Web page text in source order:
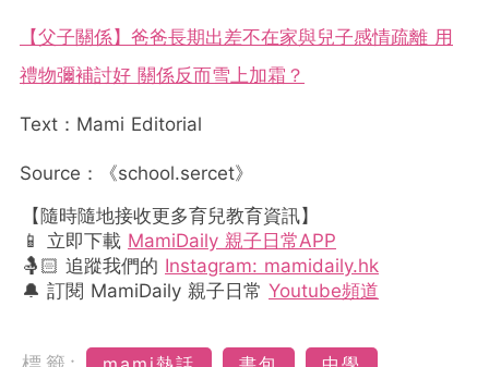
【父子關係】爸爸長期出差不在家與兒子感情疏離 用
禮物彌補討好 關係反而雪上加霜？
Text：Mami Editorial
Source：《school.sercet》
【隨時隨地接收更多育兒教育資訊】
📱 立即下載 MamiDaily 親子日常APP
🤱🏻 追蹤我們的 Instagram: mamidaily.hk
🔔 訂閱 MamiDaily 親子日常 Youtube頻道